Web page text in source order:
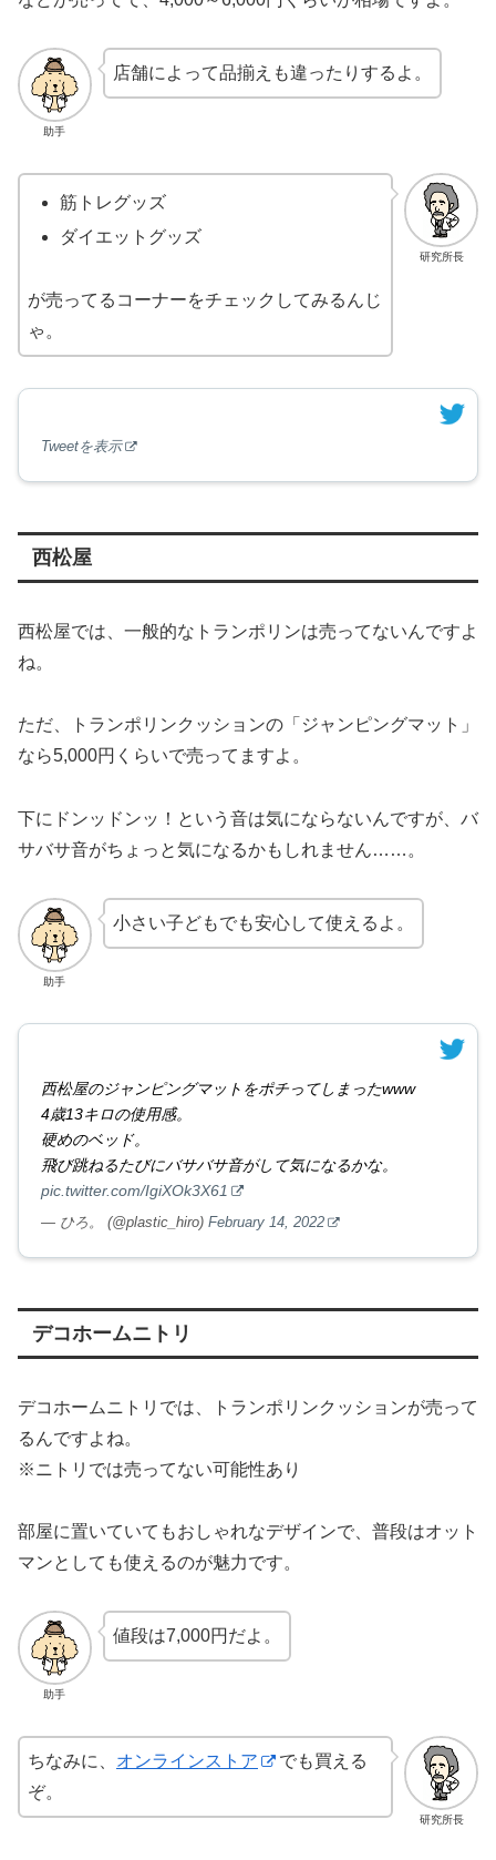
助手
店舗によって品揃えも違ったりするよ。
研究所長
筋トレグッズ
ダイエットグッズ
が売ってるコーナーをチェックしてみるんじ
ゃ。
Tweetを表示
西松屋
西松屋では、一般的なトランポリンは売ってないんですよ
ね。
ただ、トランポリンクッションの「ジャンピングマット」
なら5,000円くらいで売ってますよ。
下にドンッドンッ！という音は気にならないんですが、バ
サバサ音がちょっと気になるかもしれません……。
助手
小さい子どもでも安心して使えるよ。
西松屋のジャンピングマットをポチってしまったwww
4歳13キロの使用感。
硬めのベッド。
飛び跳ねるたびにバサバサ音がして気になるかな。
pic.twitter.com/IgiXOk3X61
— ひろ。 (@plastic_hiro) February 14, 2022
デコホームニトリ
デコホームニトリでは、トランポリンクッションが売って
るんですよね。
※ニトリでは売ってない可能性あり
部屋に置いていてもおしゃれなデザインで、普段はオット
マンとしても使えるのが魅力です。
助手
値段は7,000円だよ。
研究所長
ちなみに、 オンラインストア
でも買える
ぞ。